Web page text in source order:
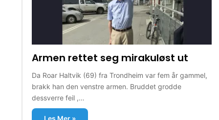
Armen rettet seg mirakuløst ut
Da Roar Haltvik (69) fra Trondheim var fem år gammel,
brakk han den venstre armen. Bruddet grodde
dessverre feil ,…
Les Mer »